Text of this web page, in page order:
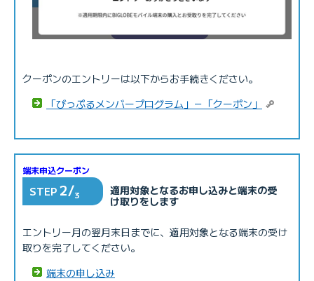
クーポンのエントリーは以下からお手続きください。
「びっぷるメンバープログラム」－「クーポン」
端末申込クーポン
STEP 2/3
適用対象となるお申し込みと端末の受
け取りをします
エントリー月の翌月末日までに、適用対象となる端末の受け
取りを完了してください。
端末の申し込み